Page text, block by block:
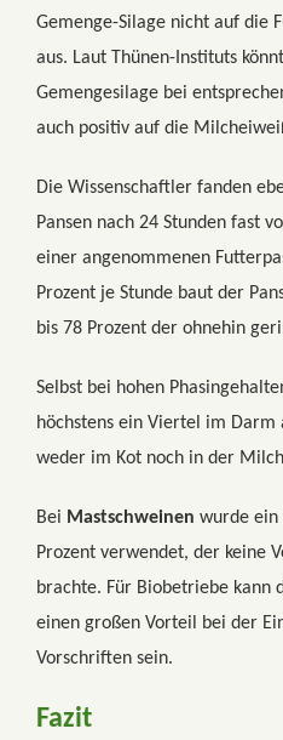
Gemenge-Silage nicht auf die
aus. Laut Thünen-Instituts
Gemengesilage bei
auch positiv auf die
Die Wissenschaftler fanden
Pansen nach 24 Stunden fast
einer angenommenen
Prozent je Stunde baut der
bis 78 Prozent der ohnehin
Selbst bei hohen
höchstens ein Viertel im Darm
weder im Kot noch in der
Bei Mastschweinen wurde ein
Prozent verwendet, der keine
brachte. Für Biobetriebe kann
einen großen Vorteil bei der
Vorschriften sein.
Fazit